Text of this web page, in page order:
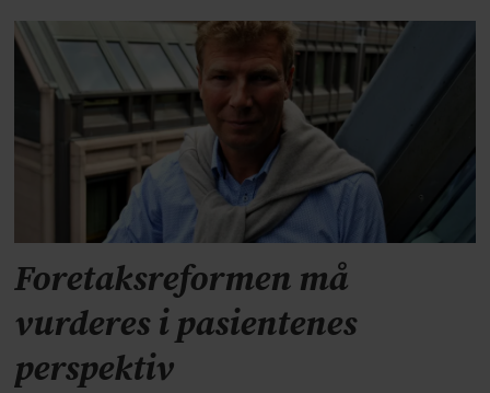
Foretaksreformen må
vurderes i pasientenes
perspektiv